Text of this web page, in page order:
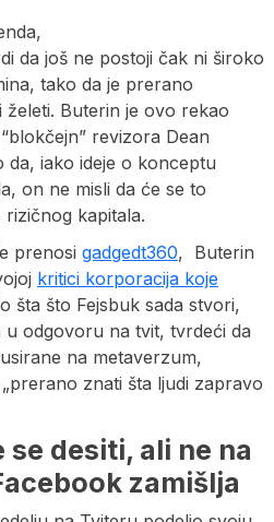
da još ne postoji čak ni široko
tako da je prerano
Buterin je ovo rekao
revizora Dean
da, iako ideje o konceptu
on ne misli da će se to
kapitala.
prenosi gadgedt360, Buterin
kritici korporacija koje
šta što Fejsbuk sada stvori,
u odgovoru na tvit, tvrdeći da
na metaverzum,
znati šta ljudi zapravo
desiti, ali ne na
zamišlja